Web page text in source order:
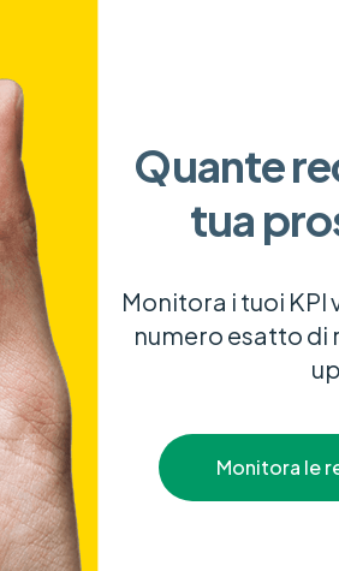
Quante
tua
Monitora i tuoi
numero esatto di
Monitora le